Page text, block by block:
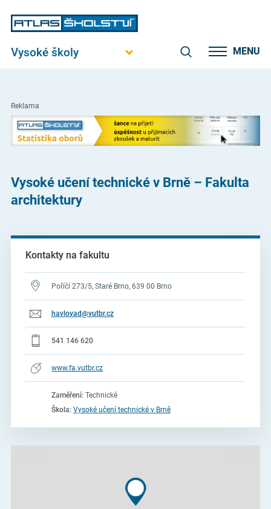
Vysoké školy MENU
Reklama
Vysoké učení technické v Brně – Fakulta
architektury
Kontakty na fakultu
Poříčí 273/5, Staré Brno, 639 00 Brno
havlovad@vutbr.cz
541 146 620
www.fa.vutbr.cz
Zaměření:Technické
Škola: Vysoké učení technické v Brně